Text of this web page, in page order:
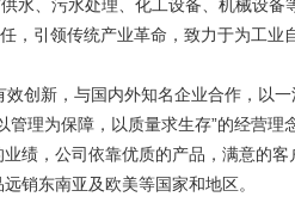
水、污水处理、化工设备、机械设备
，引领传统产业革命，致力于为工业
创新，与国内外知名企业合作，以一
理为保障，以质量求生存”的经营理
绩，公司依靠优质的产品，满意的客
销东南亚及欧美等国家和地区。